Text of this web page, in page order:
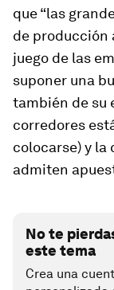
que “las
de producción
juego de las
suponer una
también de su
corredores
colocarse) y la
admiten
No te
este tema
Crea una